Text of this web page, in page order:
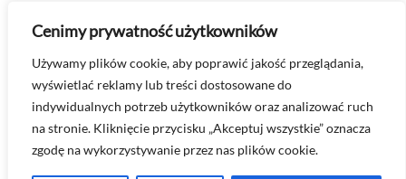
Cenimy prywatność użytkowników
Używamy plików cookie, aby poprawić jakość przeglądania,
wyświetlać reklamy lub treści dostosowane do
indywidualnych potrzeb użytkowników oraz analizować ruch
na stronie. Kliknięcie przycisku „Akceptuj wszystkie” oznacza
zgodę na wykorzystywanie przez nas plików cookie.
Masz pytanie? Skontaktuj się ze mną -
kontakt@technologiawspodnicy.pl